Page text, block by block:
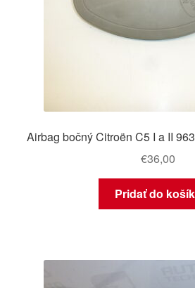
Airbag bočný Citroën C5 I a II
€36,00
Pridať do